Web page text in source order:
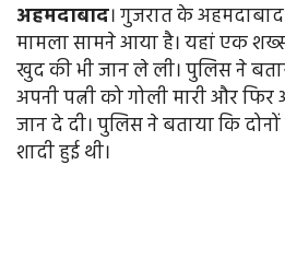
अहमदाबाद। गुजरात के
मामला सामने आया है। यहां एक
खुद की भी जान ले ली। पुलिस ने
अपनी पत्नी को गोली मारी और
जान दे दी। पुलिस ने बताया कि
शादी हुई थी।